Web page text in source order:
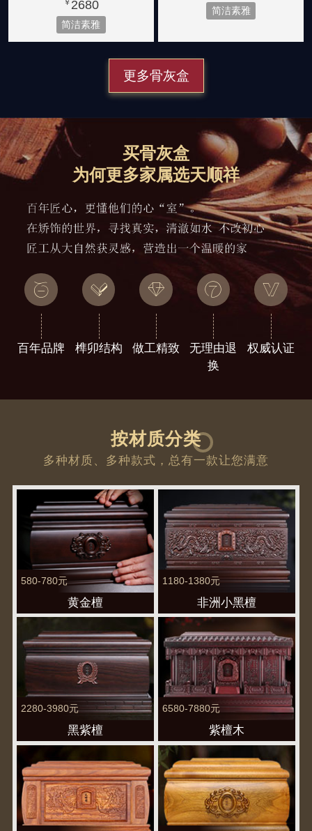
￥ 2680
简洁素雅
简洁素雅
更多骨灰盒
买骨灰盒
为何更多家属选天顺祥
百年品牌 榫卯结构 做工精致
无理由退
换
权威认证
按材质分类
多种材质、多种款式，总有一款让您满意
580-780元
黄金檀
1180-1380元
非洲小黑檀
2280-3980元
黑紫檀
6580-7880元
紫檀木